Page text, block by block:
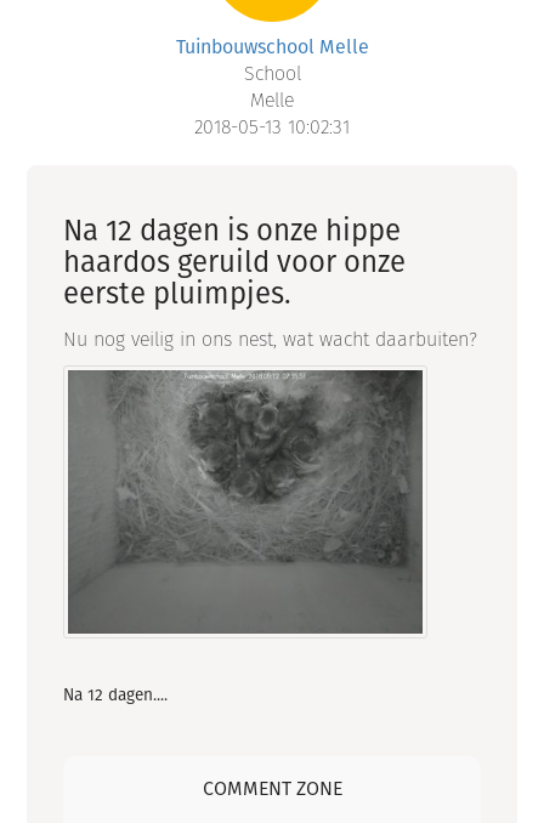
Tuinbouwschool Melle
School
Melle
2018-05-13 10:02:31
Na 12 dagen is onze hippe
haardos geruild voor onze
eerste pluimpjes.
Nu nog veilig in ons nest, wat wacht daarbuiten?
Na 12 dagen....
COMMENT ZONE